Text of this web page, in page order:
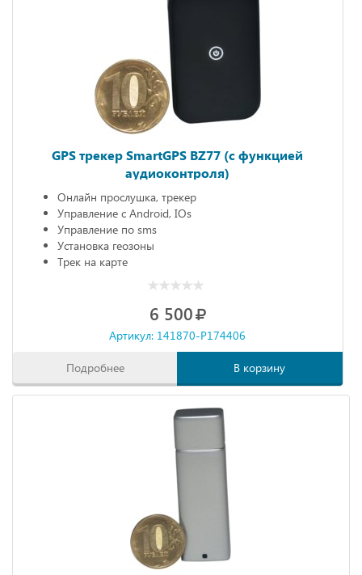
GPS трекер SmartGPS BZ77 (с функцией
аудиоконтроля)
Онлайн прослушка, трекер
Управление с Android, IOs
Управление по sms
Установка геозоны
Трек на карте
6 500
Артикул: 141870-P174406
Подробнее В корзину